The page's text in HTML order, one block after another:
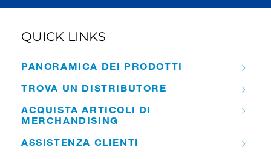
QUICK LINKS
PANORAMICA DEI PRODOTTI
TROVA UN DISTRIBUTORE
ACQUISTA ARTICOLI DI
MERCHANDISING
ASSISTENZA CLIENTI